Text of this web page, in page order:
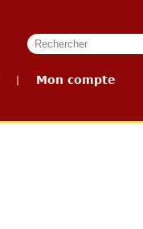
Mon compte